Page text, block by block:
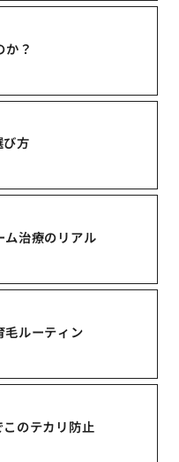
か？
方
ム治療のリアル
毛ルーティン
のテカリ防止